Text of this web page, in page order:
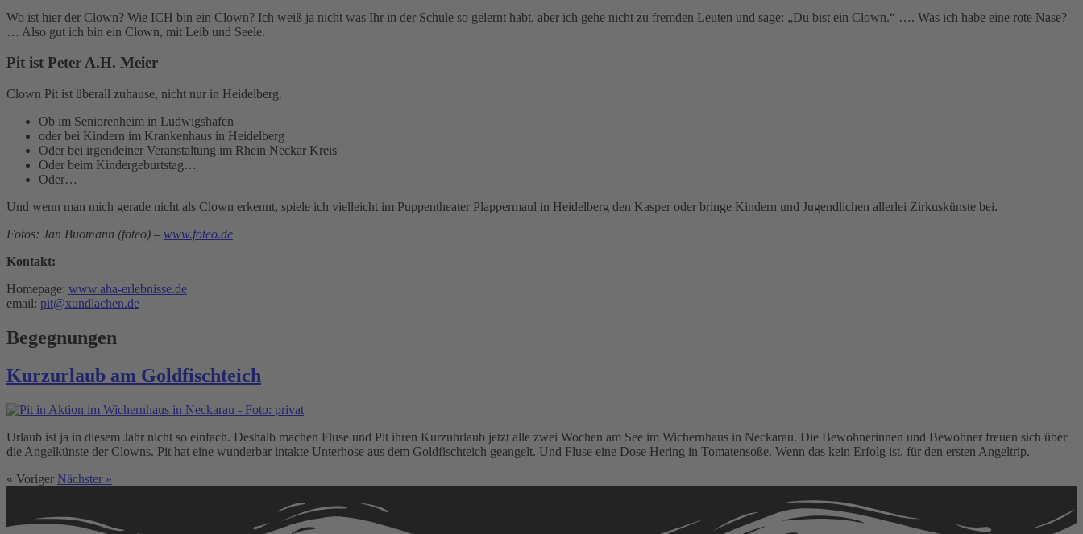
Wo ist hier der Clown? Wie ICH bin ein Clown? Ich weiß ja nicht was Ihr in der Schule so gelernt habt, aber ich gehe nicht zu fremden Leuten und sage: „Du bist ein Clown.“ …. Was ich habe eine rote Nase?
… Also gut ich bin ein Clown, mit Leib und Seele.
Pit ist Peter A.H. Meier
Clown Pit ist überall zuhause, nicht nur in Heidelberg.
Ob im Seniorenheim in Ludwigshafen
oder bei Kindern im Krankenhaus in Heidelberg
Oder bei irgendeiner Veranstaltung im Rhein Neckar Kreis
Oder beim Kindergeburtstag…
Oder…
Und wenn man mich gerade nicht als Clown erkennt, spiele ich vielleicht im Puppentheater Plappermaul in Heidelberg den Kasper oder bringe Kindern und Jugendlichen allerlei Zirkuskünste bei.
Fotos: Jan Buomann (foteo) – www.foteo.de
Kontakt:
Homepage: www.aha-erlebnisse.de
email: pit@xundlachen.de
Begegnungen
Kurzurlaub am Goldfischteich
Urlaub ist ja in diesem Jahr nicht so einfach. Deshalb machen Fluse und Pit ihren Kurzuhrlaub jetzt alle zwei Wochen am See im Wichernhaus in Neckarau. Die Bewohnerinnen und Bewohner freuen sich über
die Angelkünste der Clowns. Pit hat eine wunderbar intakte Unterhose aus dem Goldfischteich geangelt. Und Fluse eine Dose Hering in Tomatensoße. Wenn das kein Erfolg ist, für den ersten Angeltrip.
« Voriger Nächster »